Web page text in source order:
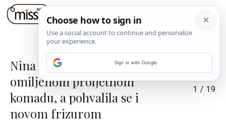
Nina Badrić zablistala u
omiljenom proljetnom
komadu, a pohvalila se i
novom frizurom
1 / 19
Sign in with Google